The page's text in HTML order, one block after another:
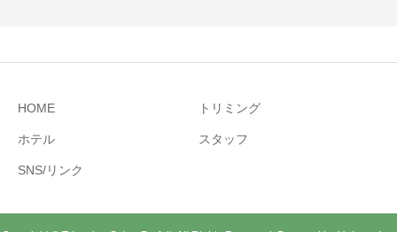
HOME トリミング
ホテル スタッフ
SNS/リンク